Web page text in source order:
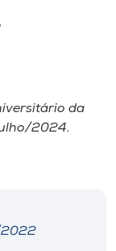
da
2024.
2022